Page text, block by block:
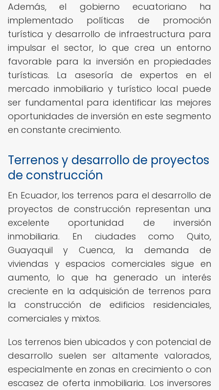
Además, el gobierno ecuatoriano ha
implementado políticas de promoción
turística y desarrollo de infraestructura para
impulsar el sector, lo que crea un entorno
favorable para la inversión en propiedades
turísticas. La asesoría de expertos en el
mercado inmobiliario y turístico local puede
ser fundamental para identificar las mejores
oportunidades de inversión en este segmento
en constante crecimiento.
Terrenos y desarrollo de proyectos
de construcción
En Ecuador, los terrenos para el desarrollo de
proyectos de construcción representan una
excelente oportunidad de inversión
inmobiliaria. En ciudades como Quito,
Guayaquil y Cuenca, la demanda de
viviendas y espacios comerciales sigue en
aumento, lo que ha generado un interés
creciente en la adquisición de terrenos para
la construcción de edificios residenciales,
comerciales y mixtos.
Los terrenos bien ubicados y con potencial de
desarrollo suelen ser altamente valorados,
especialmente en zonas en crecimiento o con
escasez de oferta inmobiliaria. Los inversores